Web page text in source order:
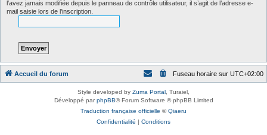
l’avez jamais modifiée depuis le panneau de contrôle utilisateur, il s’agit de l’adresse e-
mail saisie lors de l’inscription.
Accueil du forum Fuseau horaire sur UTC+02:00
Style developed by Zuma Portal , Turaiel,
Développé parphpBB® Forum Software © phpBB Limited
Traduction française officielle ©Qiaeru
Confidentialité | Conditions